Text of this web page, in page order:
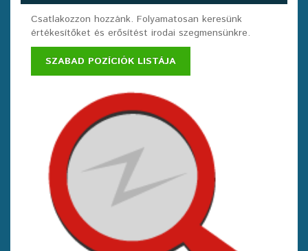
Csatlakozzon hozzánk. Folyamatosan keresünk
értékesítőket és erősítést irodai szegmensünkre.
SZABAD POZÍCIÓK LISTÁJA